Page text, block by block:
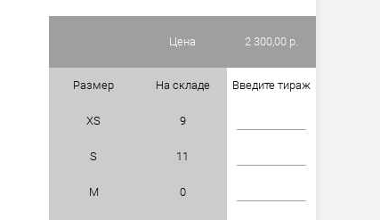
Цена 2 300,00 р.
Размер На складе Введите тираж
XS 9
S 11
M 0